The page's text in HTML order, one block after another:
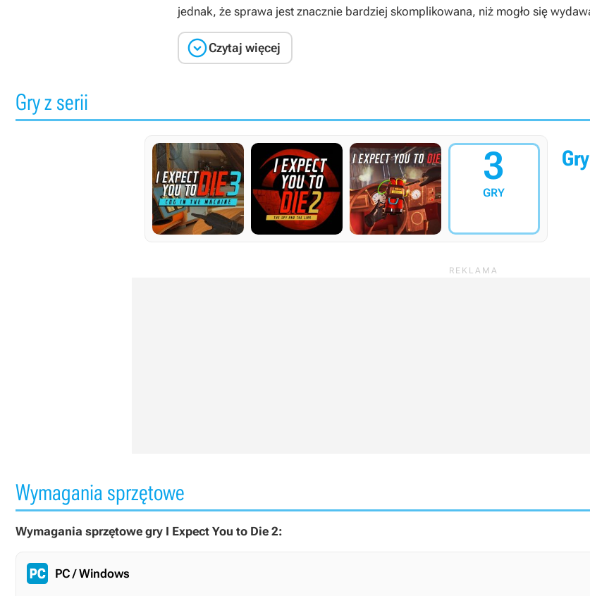
jednak, że sprawa jest znacznie bardziej skomplikowana, niż mogło się
Czytaj więcej
Gry z serii
3
GRY
Wymagania sprzętowe
Wymagania sprzętowe gry I Expect You to Die 2:
PC / Windows